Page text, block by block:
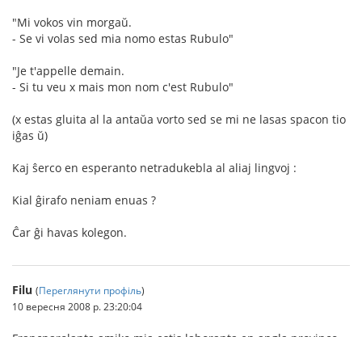
"Mi vokos vin morgaŭ.
- Se vi volas sed mia nomo estas Rubulo"
"Je t'appelle demain.
- Si tu veu x mais mon nom c'est Rubulo"
(x estas gluita al la antaŭa vorto sed se mi ne lasas spacon tio
iĝas ŭ)
Kaj ŝerco en esperanto netradukebla al aliaj lingvoj :
Kial ĝirafo neniam enuas ?
Ĉar ĝi havas kolegon.
Filu (Переглянути профіль)
10 вересня 2008 р. 23:20:04